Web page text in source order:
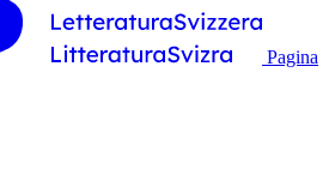
Pagina